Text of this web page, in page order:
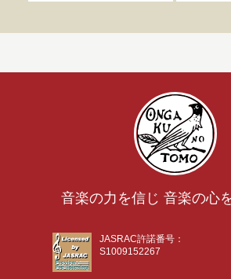
音楽の力を信じ 音楽の心
JASRAC許諾番号：
S1009152267